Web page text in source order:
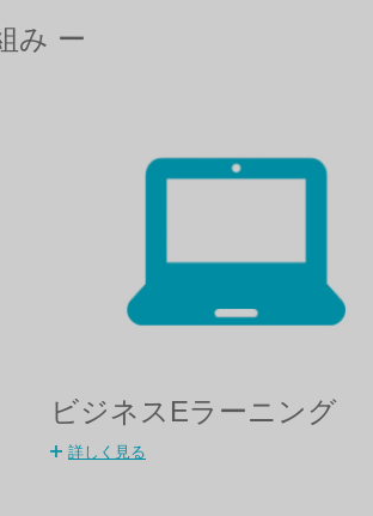
み ー
ビジネスEラーニング
詳しく見る